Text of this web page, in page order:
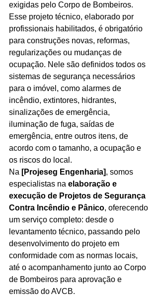
exigidas pelo Corpo de Bombeiros.
Esse projeto técnico, elaborado por
profissionais habilitados, é obrigatório
para construções novas, reformas,
regularizações ou mudanças de
ocupação. Nele são definidos todos os
sistemas de segurança necessários
para o imóvel, como alarmes de
incêndio, extintores, hidrantes,
sinalizações de emergência,
iluminação de fuga, saídas de
emergência, entre outros itens, de
acordo com o tamanho, a ocupação e
os riscos do local.
Na [Projeseg Engenharia], somos
especialistas na elaboração e
execução de Projetos de Segurança
Contra Incêndio e Pânico, oferecendo
um serviço completo: desde o
levantamento técnico, passando pelo
desenvolvimento do projeto em
conformidade com as normas locais,
até o acompanhamento junto ao Corpo
de Bombeiros para aprovação e
emissão do AVCB.